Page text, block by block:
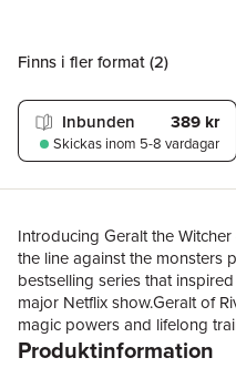
Finns i fler format (2)
Inbunden 389 kr
Skickas inom 5-8 vardagar
Introducing Geralt the
the line against the monsters
bestselling series that
major Netflix show.Geralt of
magic powers and lifelong
fighter and a merciless
Produktinformation